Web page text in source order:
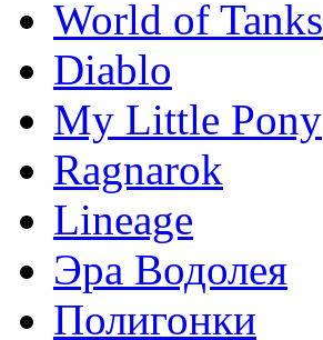
World of Tanks
Diablo
My Little Pony
Ragnarok
Lineage
Эра Водолея
Полигонки